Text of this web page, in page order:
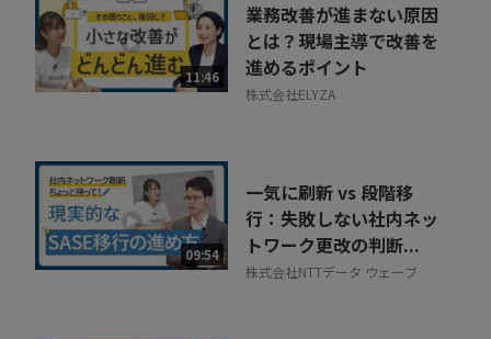
11:46
業務改善が進まない原因
とは？現場主導で改善を
進めるポイント
株式会社ELYZA
09:54
一気に刷新 vs 段階移
行：失敗しない社内ネッ
トワーク更改の判断...
株式会社NTTデータ ウェーブ